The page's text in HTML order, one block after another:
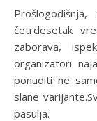
četrdesetak
zaborava,
organizatori
ponuditi ne
slane
pasulja.